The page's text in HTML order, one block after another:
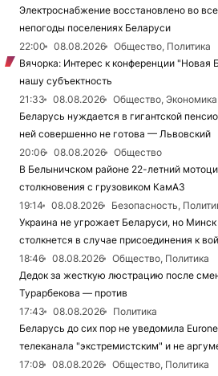
Электроснабжение восстановлено во
непогоды поселениях Беларуси
22:00
08.08.2026
Общество, Политика
Вячорка: Интерес к конференции "Новая
нашу субъектность
21:33
08.08.2026
Общество, Экономика
Беларусь нуждается в гигантской
ней совершенно не готова — Львовский
20:06
08.08.2026
Общество
В Белыничском районе 22-летний
столкновения с грузовиком КамАЗ
19:14
08.08.2026
Безопасность,
Украина не угрожает Беларуси, но
столкнется в случае присоединения к
18:46
08.08.2026
Общество, Политика
Дедок за жесткую люстрацию после
Турарбекова — против
17:43
08.08.2026
Политика
Беларусь до сих пор не уведомила
телеканала "экстремистским" и не
17:08
08.08.2026
Общество, Политика